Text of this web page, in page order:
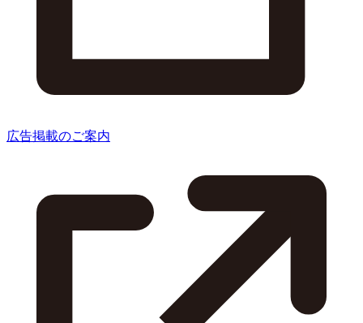
広告掲載のご案内